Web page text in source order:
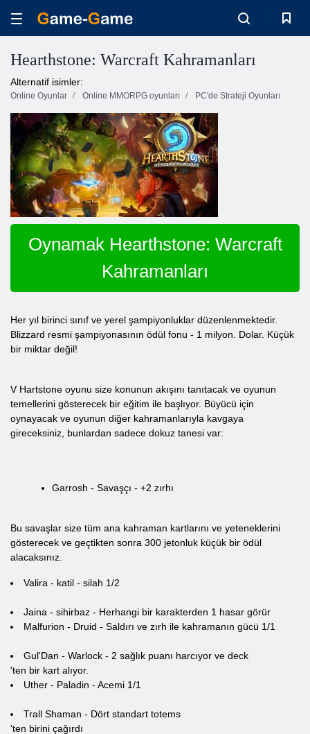
Hearthstone: Warcraft Kahramanları
Alternatif isimler:
Online Oyunlar Online MMORPG oyunları PC'de Strateji Oyunları
Oynamak Hearthstone: Warcraft
Kahramanları
Her yıl birinci sınıf ve yerel şampiyonluklar düzenlenmektedir.
Blizzard resmi şampiyonasının ödül fonu - 1 milyon. Dolar. Küçük
bir miktar değil!
V Hartstone oyunu size konunun akışını tanıtacak ve oyunun
temellerini gösterecek bir eğitim ile başlıyor. Büyücü için
oynayacak ve oyunun diğer kahramanlarıyla kavgaya
gireceksiniz, bunlardan sadece dokuz tanesi var:
Garrosh - Savaşçı - +2 zırhı
Bu savaşlar size tüm ana kahraman kartlarını ve yeteneklerini
gösterecek ve geçtikten sonra 300 jetonluk küçük bir ödül
alacaksınız.
Valira - katil - silah 1/2
Jaina - sihirbaz - Herhangi bir karakterden 1 hasar görür
Malfurion - Druid - Saldırı ve zırh ile kahramanın gücü 1/1
Gul'Dan - Warlock - 2 sağlık puanı harcıyor ve deck
'ten bir kart alıyor.
Uther - Paladin - Acemi 1/1
Trall Shaman - Dört standart totems
'ten birini çağırdı